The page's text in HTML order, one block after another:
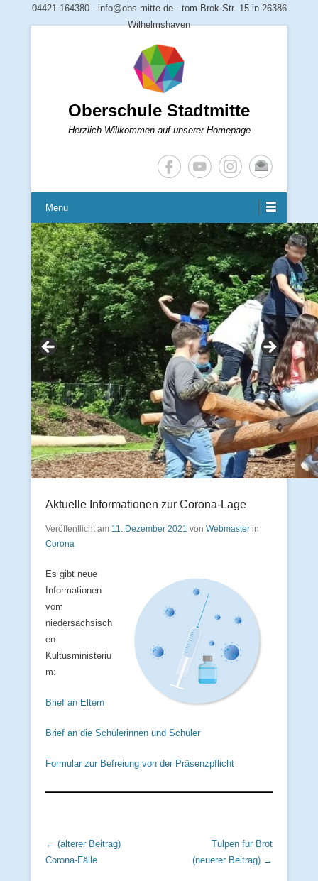
04421-164380 - info@obs-mitte.de - tom-Brok-Str. 15 in 26386
Wilhelmshaven
Oberschule Stadtmitte
Herzlich Willkommen auf unserer Homepage
Menu
Aktuelle Informationen zur Corona-Lage
Veröffentlicht am 11. Dezember 2021 von Webmaster in
Corona
Es gibt neue
Informationen
vom
niedersächsisch
en
Kultusministeriu
m:
Brief an Eltern
Brief an die Schülerinnen und Schüler
Formular zur Befreiung von der Präsenzpflicht
Beitrags Übersicht
← (älterer Beitrag)
Corona-Fälle
Tulpen für Brot
(neuerer Beitrag) →